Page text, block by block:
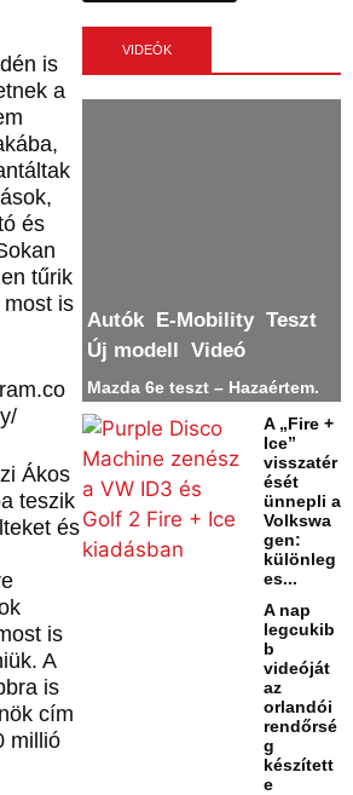
is
a
és
tűrik
is
Ákos
teszik
és
is
A
is
cím
millió
VIDEÓK
Autók E-Mobility Teszt
Új modell Videó
Mazda 6e teszt – Hazaértem.
A „Fire +
Ice”
visszatér
ését
ünnepli a
Volkswa
gen:
különleg
es...
A nap
legcukib
b
videóját
az
orlandói
rendőrsé
g
készített
e